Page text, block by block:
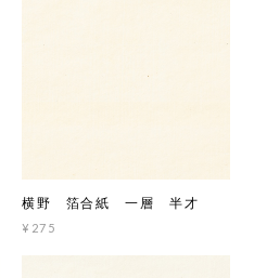
横野 箔合紙 一層 半才
¥275